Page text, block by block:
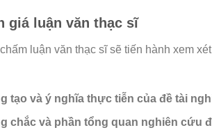
giá luận văn thạc sĩ
luận văn thạc sĩ sẽ tiến hành xem
tạo và ý nghĩa thực tiễn của đề tài
chắc và phần tổng quan nghiên cứu